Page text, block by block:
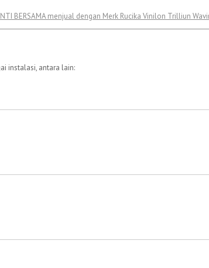
instalasi, antara lain: